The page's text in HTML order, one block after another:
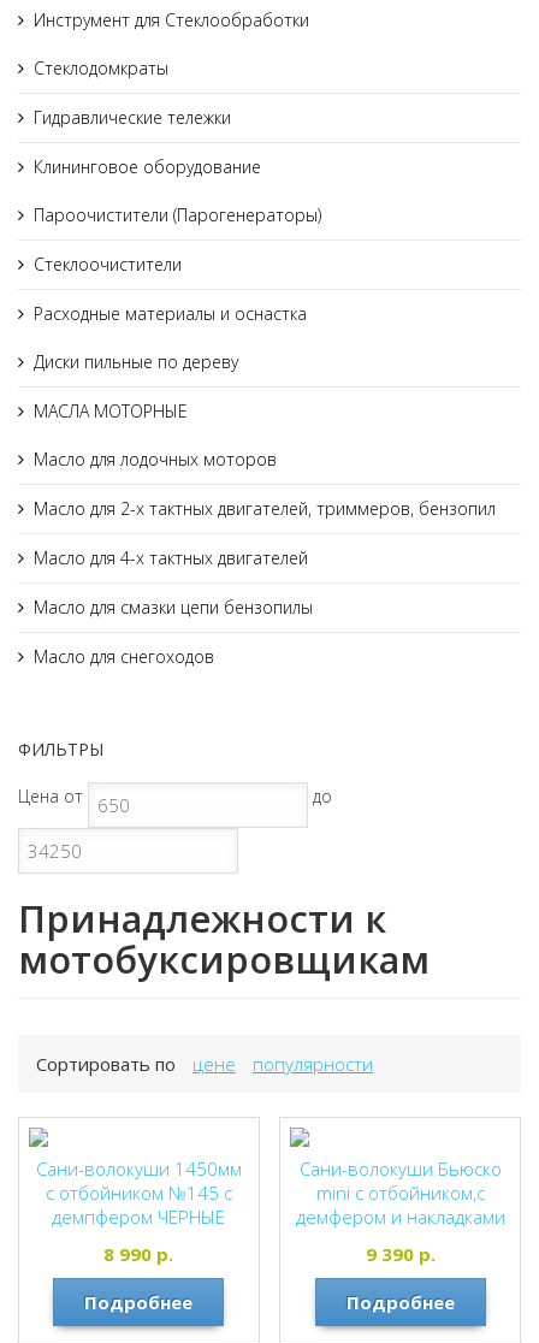
Инструмент для Стеклообработки
Стеклодомкраты
Гидравлические тележки
Клининговое оборудование
Пароочистители (Парогенераторы)
Стеклоочистители
Расходные материалы и оснастка
Диски пильные по дереву
МАСЛА МОТОРНЫЕ
Масло для лодочных моторов
Масло для 2-х тактных двигателей, триммеров, бензопил
Масло для 4-х тактных двигателей
Масло для смазки цепи бензопилы
Масло для снегоходов
ФИЛЬТРЫ
Цена от до
Принадлежности к
мотобуксировщикам
Сортировать по цене популярности
Сани-волокуши 1450мм
с отбойником №145 с
демпфером ЧЕРНЫЕ
8 990 р.
Подробнее
Сани-волокуши Бьюско
mini с отбойником,с
демфером и накладками
9 390р.
Подробнее